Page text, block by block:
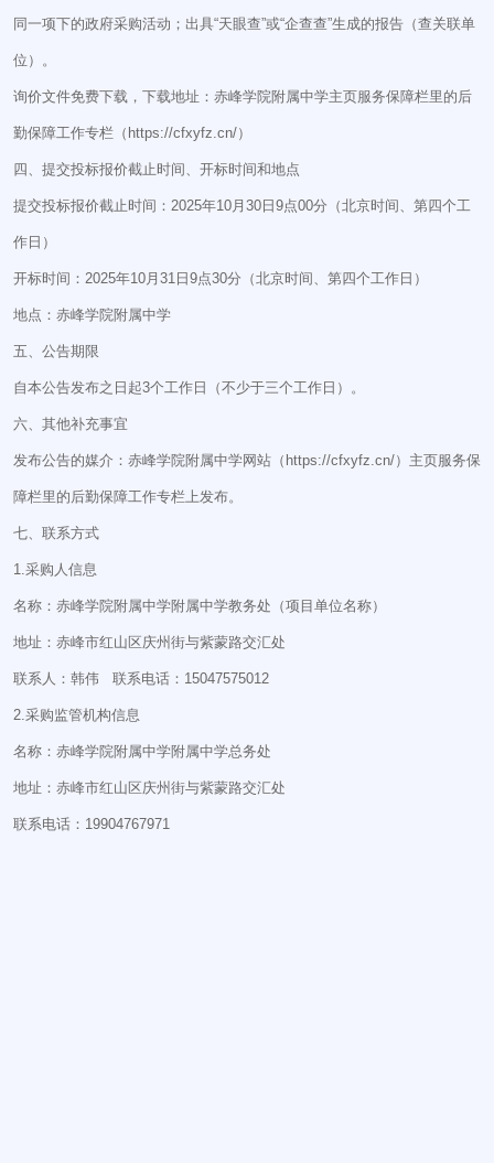
同一项下的政府采购活动；出具“天眼查”或“企查查”生成的报告（查关联单
位）。
询价文件免费下载，下载地址：赤峰学院附属中学主页服务保障栏里的后
勤保障工作专栏（https://cfxyfz.cn/）
四、提交投标报价截止时间、开标时间和地点
提交投标报价截止时间：2025年10月30日9点00分（北京时间、第四个工
作日）
开标时间：2025年10月31日9点30分（北京时间、第四个工作日）
地点：赤峰学院附属中学
五、公告期限
自本公告发布之日起3个工作日（不少于三个工作日）。
六、其他补充事宜
发布公告的媒介：赤峰学院附属中学网站（https://cfxyfz.cn/）主页服务保
障栏里的后勤保障工作专栏上发布。
七、联系方式
1.采购人信息
名称：赤峰学院附属中学附属中学教务处（项目单位名称）
地址：赤峰市红山区庆州街与紫蒙路交汇处
联系人：韩伟 联系电话：15047575012
2.采购监管机构信息
名称：赤峰学院附属中学附属中学总务处
地址：赤峰市红山区庆州街与紫蒙路交汇处
联系电话：19904767971